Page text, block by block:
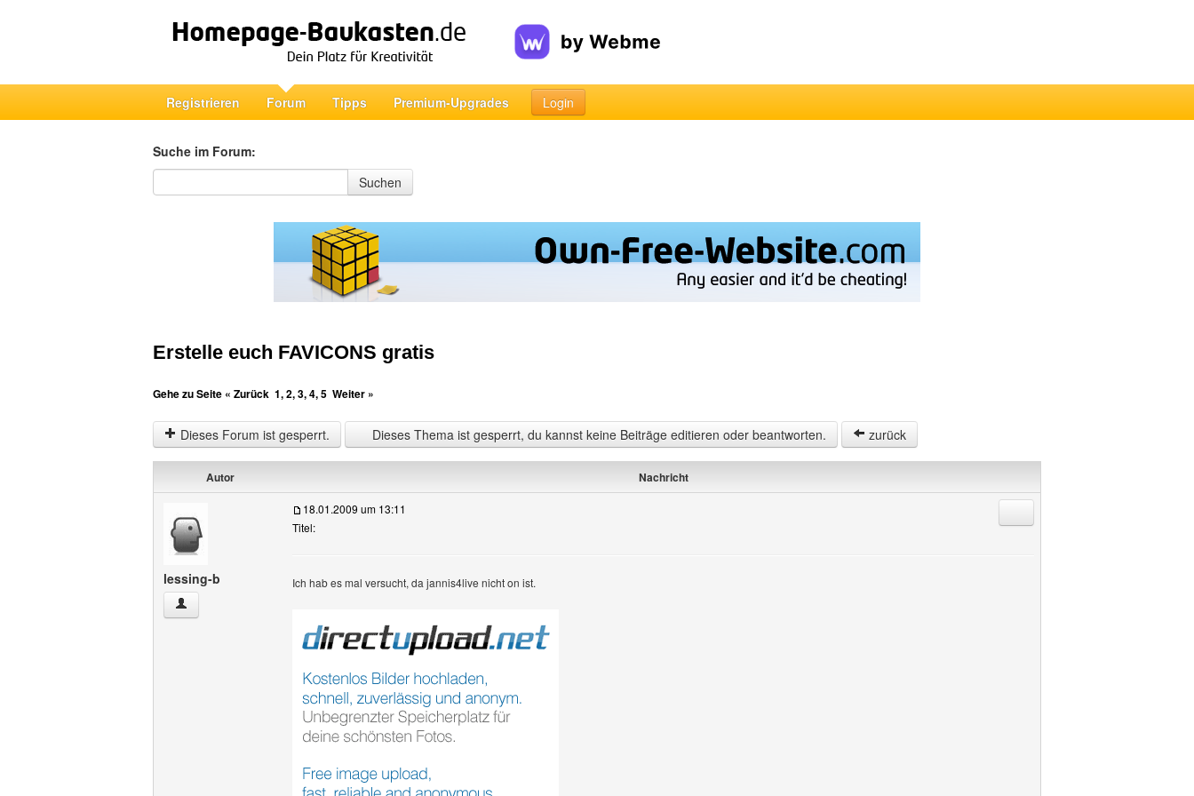
Registrieren Forum Tipps Premium-Upgrades Login
Suche im Forum:
Suche im Forum
Suchen
Erstelle euch FAVICONS gratis
Gehe zu Seite « Zurück 1,2,3,4,5 Weiter »
Dieses Forum ist gesperrt. Dieses Thema ist gesperrt, du kannst keine Beiträge editieren oder beantworten. zurück
Autor Nachricht
lessing-b
lessing-b Benutzer-Profile anzeigen
18.01.2009 um 13:11
Titel:
Ich hab es mal versucht, da jannis4live nicht on ist.